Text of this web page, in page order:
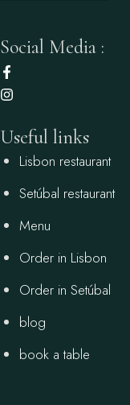
Social Media :
Useful links
Lisbon restaurant
Setúbal restaurant
Menu
Order in Lisbon
Order in Setúbal
blog
book a table